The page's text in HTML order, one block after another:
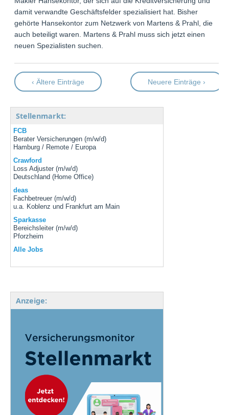
damit verwandte Geschäftsfelder spezialisiert hat. Bisher
gehörte Hansekontor zum Netzwerk von Martens & Prahl, die
auch beteiligt waren. Martens & Prahl muss sich jetzt einen
neuen Spezialisten suchen.
‹ Ältere Einträge Neuere Einträge ›
Stellenmarkt:
FCB
Berater Versicherungen (m/w/d)
Hamburg / Remote / Europa
Crawford
Loss Adjuster (m/w/d)
Deutschland (Home Office)
deas
Fachbetreuer (m/w/d)
u.a. Koblenz und Frankfurt am Main
Sparkasse
Bereichsleiter (m/w/d)
Pforzheim
Alle Jobs
Anzeige: